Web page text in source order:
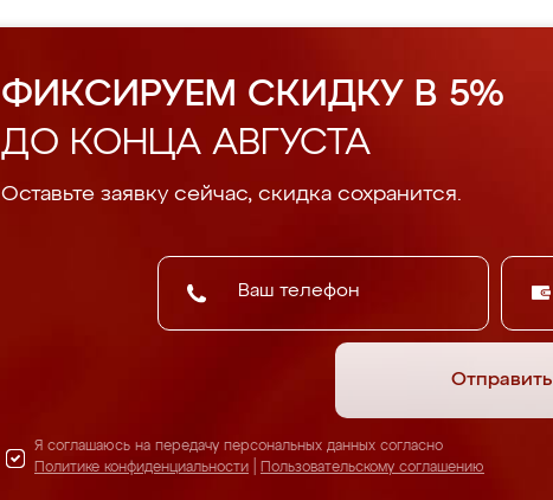
ФИКСИРУЕМ СКИДКУ В 5%
ДО КОНЦА АВГУСТА
Оставьте заявку сейчас, скидка сохранится.
Отправить
Я соглашаюсь на передачу персональных данных согласно
Политике конфиденциальности
Пользовательскому соглашению